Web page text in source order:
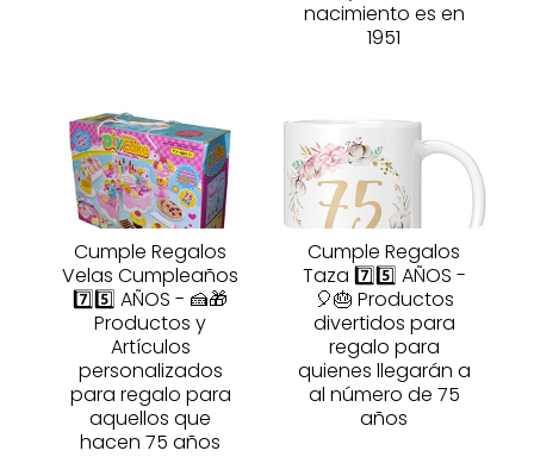
nacimiento es en
1951
Cumple Regalos
Velas Cumpleaños
7️⃣5️⃣ AÑOS - 🍰🎁
Productos y
Artículos
personalizados
para regalo para
aquellos que
hacen 75 años
Cumple Regalos
Taza 7️⃣5️⃣ AÑOS -
🎈🎂 Productos
divertidos para
regalo para
quienes llegarán a
al número de 75
años